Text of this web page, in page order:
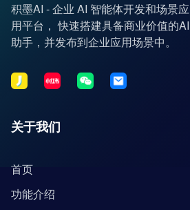
积墨AI - 企业 AI 智能体开发和场景应
用平台， 快速搭建具备商业价值的AI
助手，并发布到企业应用场景中。
关于我们
首页
功能介绍